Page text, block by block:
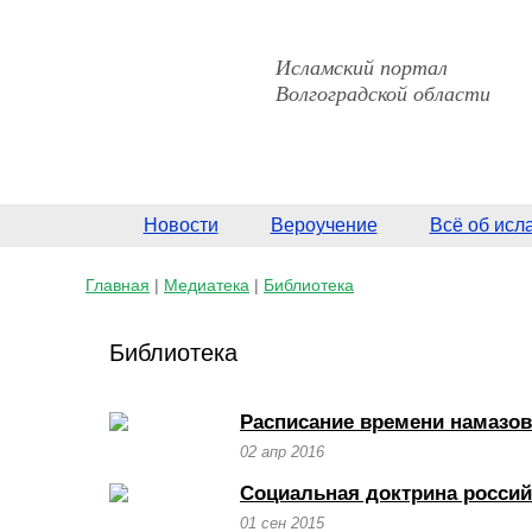
Исламский портал
Волгоградской области
Новости Вероучение Всё об
Главная | Медиатека | Библиотека
Библиотека
Расписание времени
02 апр 2016
Социальная доктрина
01 сен 2015